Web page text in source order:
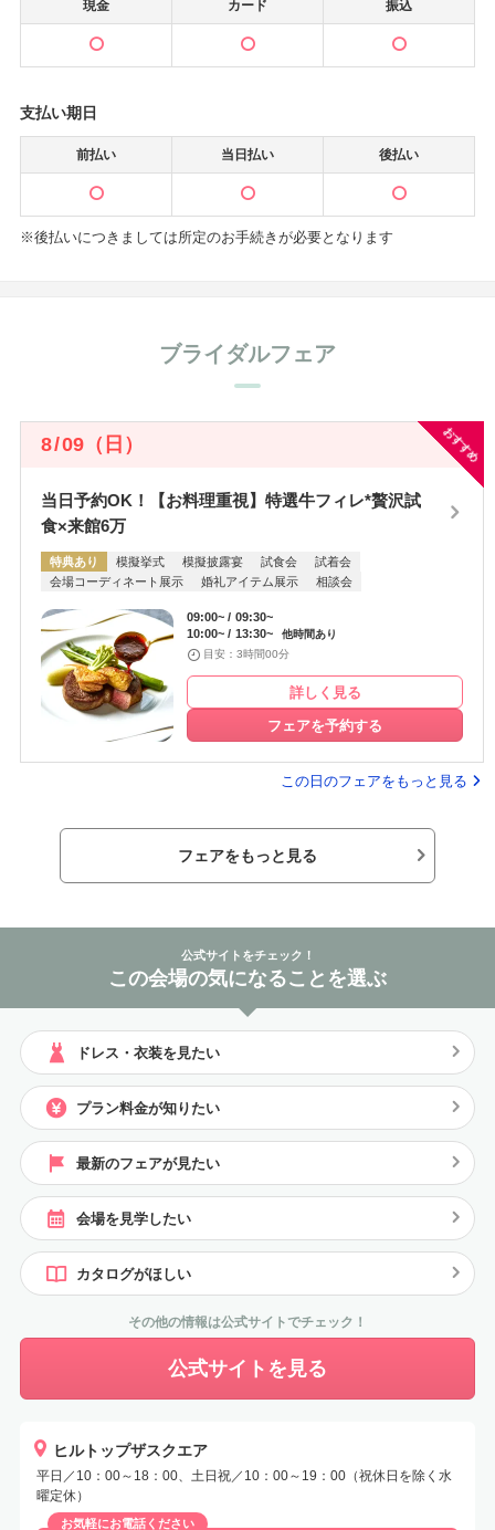
現金 カード 振込
支払い期日
前払い 当日払い 後払い
※後払いにつきましては所定のお手続きが必要となります
ブライダルフェア
おすすめ
8/09 （日）
当日予約OK！【お料理重視】特選牛フィレ*贅沢試
食×来館6万
特典あり 模擬挙式 模擬披露宴 試食会
試着会
会場コーディネート展示
婚礼アイテム展示 相談会
09:00~
09:30~
10:00~
13:30~
他時間あり
目安：3時間00分
詳しく見る
フェアを予約する
この日のフェアをもっと見る
フェアをもっと見る
公式サイトをチェック！
この会場の気になることを選ぶ
ドレス・衣装を見たい
プラン料金が知りたい
最新のフェアが見たい
会場を見学したい
カタログがほしい
その他の情報は公式サイトでチェック！
公式サイトを見る
ヒルトップザスクエア
平日／10：00～18：00、土日祝／10：00～19：00（祝休日を除く水
曜定休）
お気軽にお電話ください